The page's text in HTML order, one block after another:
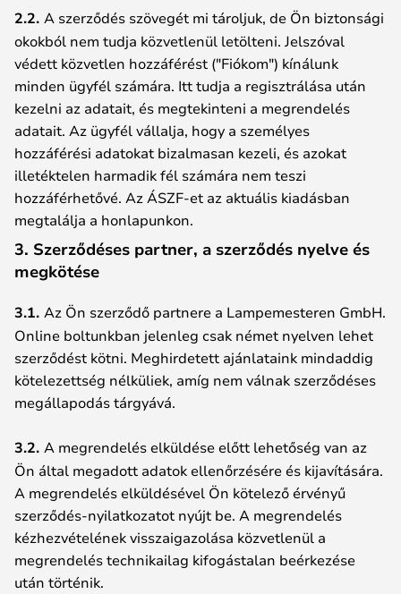
2.2. A szerződés szövegét mi tároljuk, de Ön biztonsági
okokból nem tudja közvetlenül letölteni. Jelszóval
védett közvetlen hozzáférést ("Fiókom") kínálunk
minden ügyfél számára. Itt tudja a regisztrálása után
kezelni az adatait, és megtekinteni a megrendelés
adatait. Az ügyfél vállalja, hogy a személyes
hozzáférési adatokat bizalmasan kezeli, és azokat
illetéktelen harmadik fél számára nem teszi
hozzáférhetővé. Az ÁSZF-et az aktuális kiadásban
megtalálja a honlapunkon.
3. Szerződéses partner, a szerződés nyelve és
megkötése
3.1. Az Ön szerződő partnere a Lampemesteren GmbH.
Online boltunkban jelenleg csak német nyelven lehet
szerződést kötni. Meghirdetett ajánlataink mindaddig
kötelezettség nélküliek, amíg nem válnak szerződéses
megállapodás tárgyává.
3.2. A megrendelés elküldése előtt lehetőség van az
Ön által megadott adatok ellenőrzésére és kijavítására.
A megrendelés elküldésével Ön kötelező érvényű
szerződés-nyilatkozatot nyújt be. A megrendelés
kézhezvételének visszaigazolása közvetlenül a
megrendelés technikailag kifogástalan beérkezése
után történik.